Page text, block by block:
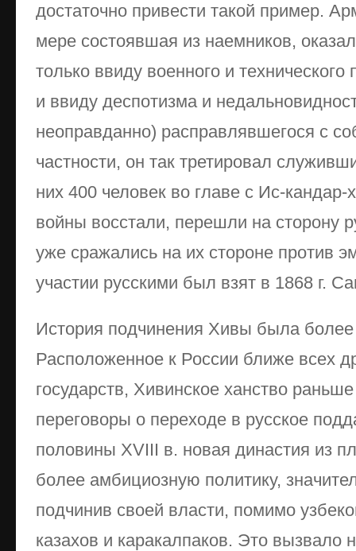
достаточно привести такой пример.
мере состоявшая из наемников,
только ввиду военного и технического
и ввиду деспотизма и
неоправданно) расправлявшегося с
частности, он так третировал
них 400 человек во главе с Ис-
войны восстали, перешли на сторону
уже сражались на их стороне против
участии русскими был взят в 1868 г.
История подчинения Хивы была более
Расположенное к России ближе всех
государств, Хивинское ханство
переговоры о переходе в русское
половины XVIII в. новая династия из
более амбициозную политику,
подчинив своей власти, помимо
казахов и каракалпаков. Это вызвало